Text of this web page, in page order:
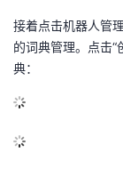
接着点击机器人管
的词典管理。点击“
典：